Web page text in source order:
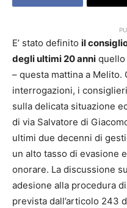
E’ stato definito il
degli ultimi 20 anni quello
– questa mattina a
interrogazioni, i
sulla delicata situazione
di via Salvatore di
ultimi due decenni di
un alto tasso di evasione
onorare. La discussione
adesione alla procedura
prevista dall’articolo 243